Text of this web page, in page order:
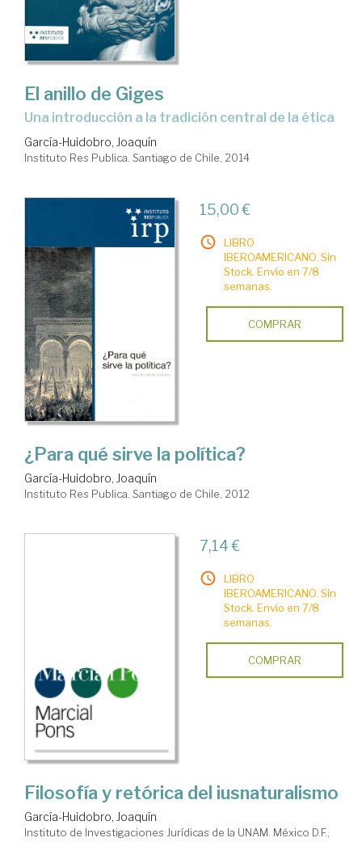
El anillo de Giges
una introducción a la tradición central de la ética
García-Huidobro, Joaquín
Instituto Res Publica. Santiago de Chile, 2014
15,00 €
LIBRO
IBEROAMERICANO. Sin
Stock. Envío en 7/8
semanas.
COMPRAR
¿Para qué sirve la política?
García-Huidobro, Joaquín
Instituto Res Publica. Santiago de Chile, 2012
7,14 €
LIBRO
IBEROAMERICANO. Sin
Stock. Envío en 7/8
semanas.
COMPRAR
Filosofía y retórica del iusnaturalismo
García-Huidobro, Joaquín
Instituto de Investigaciones Jurídicas de la UNAM. México D.F.,